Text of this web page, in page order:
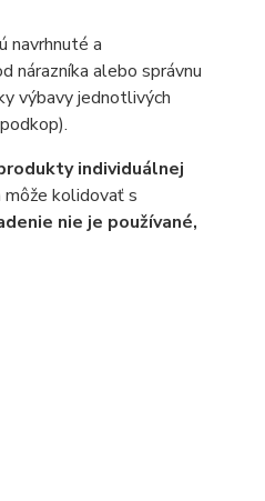
navrhnuté a
nárazníka alebo správnu
výbavy jednotlivých
individuálnej
kolidovať s
nie je používané,